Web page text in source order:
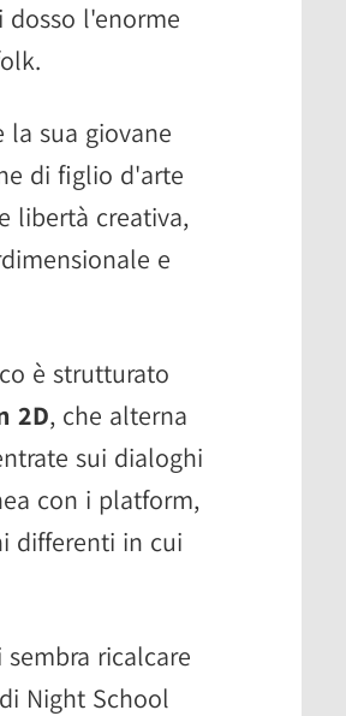
dosso l'enorme
la sua giovane
di figlio d'arte
libertà creativa,
e
è strutturato
2D, che alterna
sui dialoghi
con i platform,
differenti in cui
ricalcare
di Night School